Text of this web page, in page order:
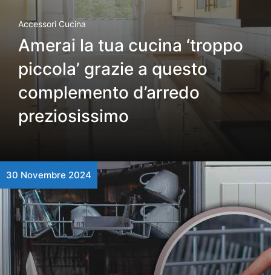
Accessori Cucina
Amerai la tua cucina ‘troppo
piccola’ grazie a questo
complemento d’arredo
preziosissimo
30 Novembre 2024